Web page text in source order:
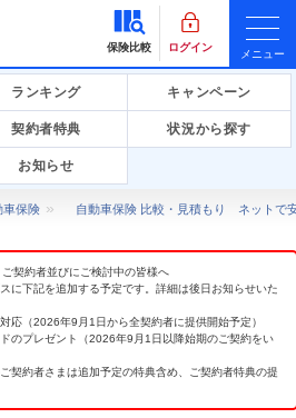
保険比較 ログイン
メニュー
ランキング キャンペーン
契約者特典 状況から探す
お知らせ
車保険 自動車保険 比較・見積もり ネットで
約者並びにご検討中の皆様へ
に下記を追加する予定です。詳細は後日お知らせいた
応（2026年9月1日から全契約者に提供開始予定）
のプレゼント（2026年9月1日以降始期のご契約をい
契約者さまは追加予定の特典含め、ご契約者特典の提